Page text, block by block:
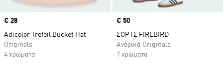
Price
€ 28
Adicolor Trefoil Bucket Hat
Originals
4 χρώματα
Price
€ 50
ΣΟΡΤΣ FIREBIRD
Ανδρικά Originals
7 χρώματα